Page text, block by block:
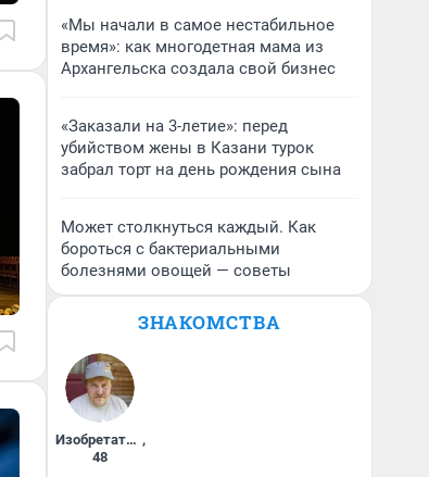
«Мы начали в самое нестабильное
время»: как многодетная мама из
Архангельска создала свой бизнес
«Заказали на 3-летие»: перед
убийством жены в Казани турок
забрал торт на день рождения сына
Может столкнуться каждый. Как
бороться с бактериальными
болезнями овощей — советы
ЗНАКОМСТВА
Изобретатель ,
48